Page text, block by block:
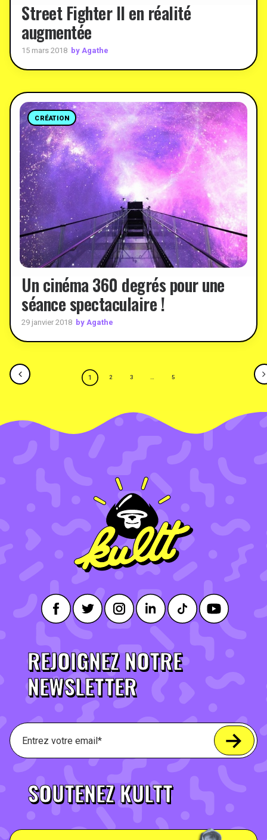
Street Fighter II en réalité
augmentée
15 mars 2018 by Agathe
CRÉATION
Un cinéma 360 degrés pour une
séance spectaculaire !
29 janvier 2018 by Agathe
1 2 3 5
REJOIGNEZ NOTRE
NEWSLETTER
SOUTENEZ KULTT